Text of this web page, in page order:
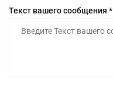
Текст вашего сообщения *